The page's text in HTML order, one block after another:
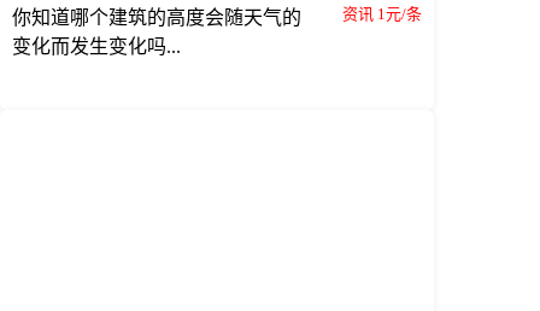
你知道哪个建筑的高度会随天气的
变化而发生变化吗...
资讯 1元/条